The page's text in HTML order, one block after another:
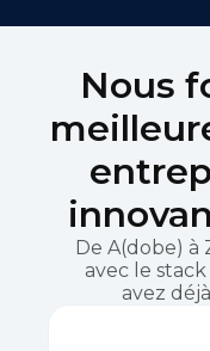
Nous
De A(dobe) à
avec le
avez